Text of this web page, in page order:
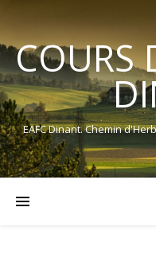
COURS
EAFC Dinant. Chemin